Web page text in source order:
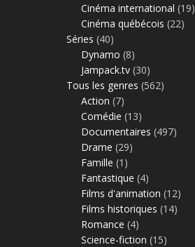
Cinéma international (19)
Cinéma québécois (22)
Séries (40)
Dynamo (8)
Jampack.tv (30)
Tous les genres (562)
Action (7)
Comédie (13)
Documentaires (497)
Drame (29)
Famille (1)
Fantastique (4)
Films d'animation (12)
Films historiques (14)
Romance (4)
Science-fiction (15)